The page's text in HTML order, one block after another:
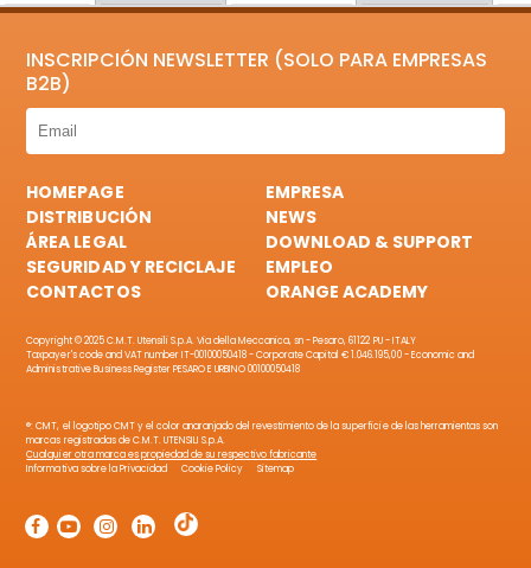
INSCRIPCIÓN NEWSLETTER (SOLO PARA EMPRESAS
B2B)
HOMEPAGE
EMPRESA
DISTRIBUCIÓN
NEWS
ÁREA LEGAL
DOWNLOAD & SUPPORT
SEGURIDAD Y RECICLAJE
EMPLEO
CONTACTOS
ORANGE ACADEMY
Copyright © 2025 C.M.T. Utensili S.p.A. Via della Meccanica, sn - Pesaro, 61122 PU - ITALY
Taxpayer's code and VAT number IT-00100050418 - Corporate Capital € 1.046.195,00 - Economic and
Administrative Business Register PESARO E URBINO 00100050418
®: CMT, el logotipo CMT y el color anaranjado del revestimiento de la superficie de las herramientas son
marcas registradas de C.M.T. UTENSILI S.p.A.
Cualquier otra marca es propiedad de su respectivo fabricante
Informativa sobre la Privacidad
Cookie Policy Sitemap